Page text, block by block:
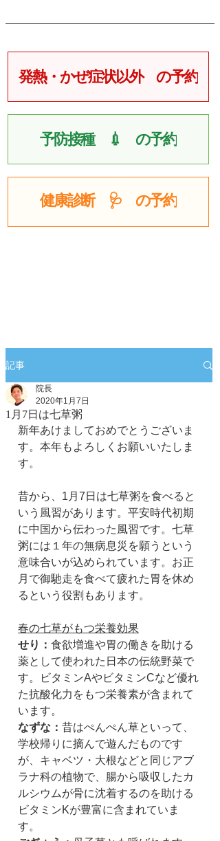
発熱・かぜ症状以外 の予約
予防接種 💉 の予約
健康診断 🩺 の予約
記事
1月7日は七草粥
院長
2020年1月7日
新年あけましておめでとうございま
す。本年もよろしくお願いいたしま
す。
昔から、1月7日は七草粥を食べると
いう風習があります。平安時代初期
に中国から伝わった風習です。七草
粥には１年の無病息災を願うという
意味合いが込められています。お正
月で御馳走を食べて疲れた胃を休め
るという役割もあります。
春の七草がもつ栄養効果
せり： 食欲増進や胃の働きを助ける
薬として使われた日本の伝統野菜で
す。ビタミンAやビタミンCなど優れ
た抗酸化力をもつ栄養素が含まれて
います。
なずな： 昔はぺんぺん草といって、
学校帰りに摘んで遊んだものです
が、キャベツ・大根などと同じアブ
ラナ科の植物で、腸から吸収したカ
ルシウムが骨に沈着するのを助ける
ビタミンKが豊富に含まれていま
す。